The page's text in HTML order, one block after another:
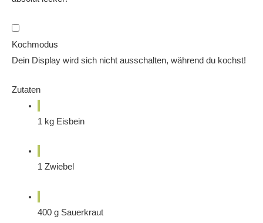
Kochmodus
Dein Display wird sich nicht ausschalten, während du kochst!
Zutaten
1 kg Eisbein
1 Zwiebel
400 g Sauerkraut